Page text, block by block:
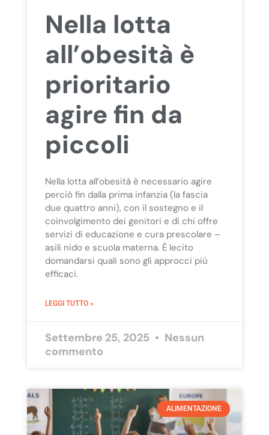
Nella lotta
all’obesità è
prioritario
agire fin da
piccoli
Nella lotta all’obesità è necessario agire
perciò fin dalla prima infanzia (la fascia
due quattro anni), con il sostegno e il
coinvolgimento dei genitori e di chi offre
servizi di educazione e cura prescolare –
asili nido e scuola materna. È lecito
domandarsi quali sono gli approcci più
efficaci.
LEGGI TUTTO »
Settembre 25, 2025
Nessun
commento
ALIMENTAZIONE